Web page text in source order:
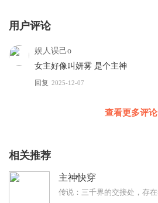
用户评论
娱人误己o
女主好像叫妍雾 是个主神
回复 2025-12-07
查看更多评论
相关推荐
主神快穿